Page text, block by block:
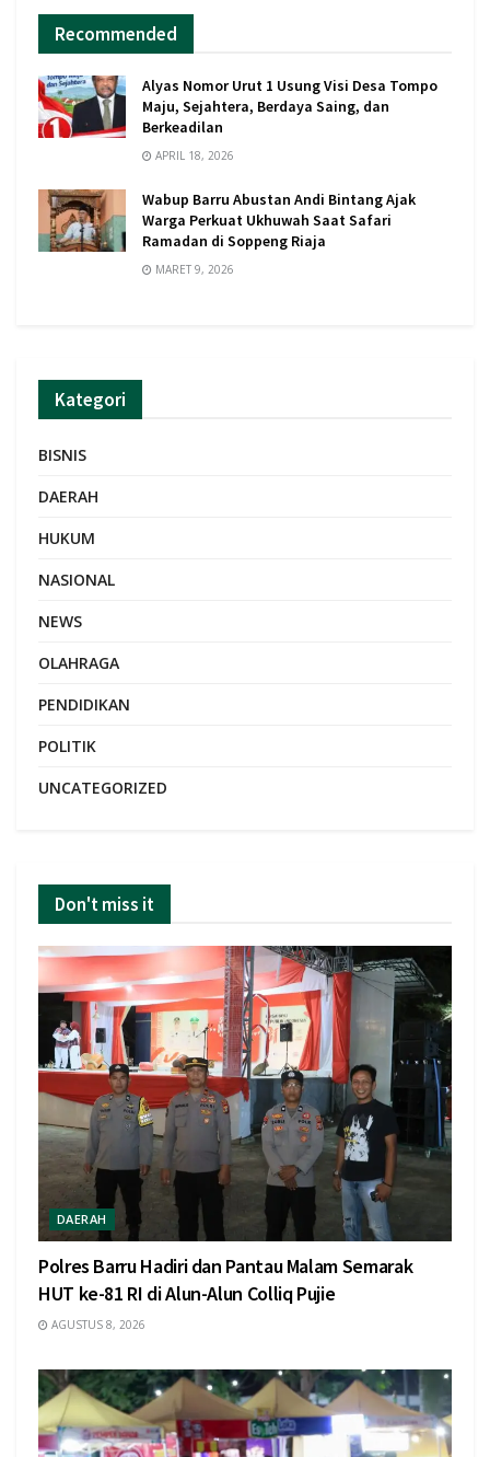
Recommended
Alyas Nomor Urut 1 Usung Visi Desa Tompo
Maju, Sejahtera, Berdaya Saing, dan
Berkeadilan
APRIL 18, 2026
Wabup Barru Abustan Andi Bintang Ajak
Warga Perkuat Ukhuwah Saat Safari
Ramadan di Soppeng Riaja
MARET 9, 2026
Kategori
BISNIS
DAERAH
HUKUM
NASIONAL
NEWS
OLAHRAGA
PENDIDIKAN
POLITIK
UNCATEGORIZED
Don't miss it
DAERAH
Polres Barru Hadiri dan Pantau Malam Semarak
HUT ke-81 RI di Alun-Alun Colliq Pujie
AGUSTUS 8, 2026